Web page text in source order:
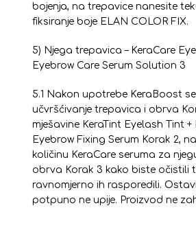
bojenja, na trepavice nanesite
fiksiranje boje ELAN COLOR FIX.
5) Njega trepavica – KeraCare
Eyebrow Care Serum Solution 3
5.1 Nakon upotrebe KeraBoost
učvršćivanje trepavica i obrva
mješavine KeraTint Eyelash Tint
Eyebrow Fixing Serum Korak 2,
količinu KeraCare seruma za
obrva Korak 3 kako biste očistili
ravnomjerno ih rasporedili.
potpuno ne upije. Proizvod ne